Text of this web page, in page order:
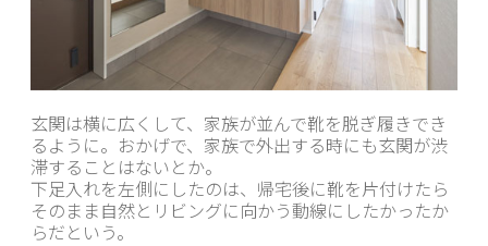
玄関は横に広くして、家族が並んで靴を脱ぎ履きでき
るように。おかげで、家族で外出する時にも玄関が渋
滞することはないとか。
下足入れを左側にしたのは、帰宅後に靴を片付けたら
そのまま自然とリビングに向かう動線にしたかったか
らだという。